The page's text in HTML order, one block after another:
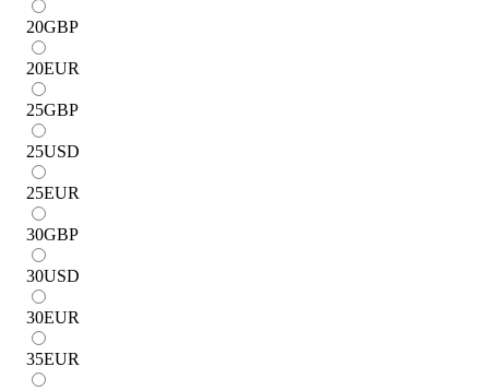
20GBP
20EUR
25GBP
25USD
25EUR
30GBP
30USD
30EUR
35EUR